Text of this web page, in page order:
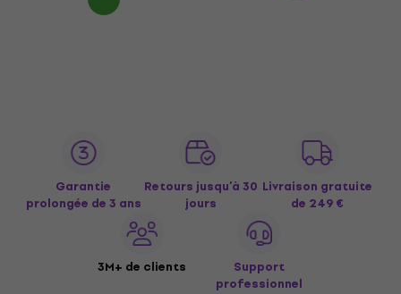
Garantie
prolongée de 3 ans
Retours jusqu’à 30
jours
Livraison gratuite
de 249 €
3M+ de clients
Support
professionnel